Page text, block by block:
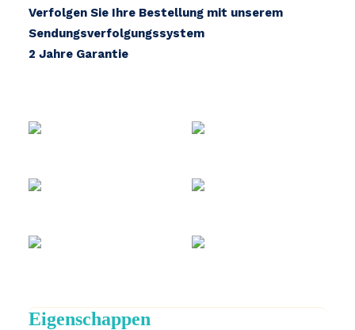
Verfolgen Sie Ihre Bestellung mit unserem
Sendungsverfolgungssystem
2 Jahre Garantie
Eigenschappen